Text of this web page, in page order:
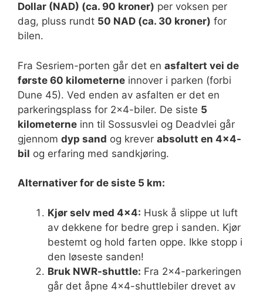
Dollar (NAD) (ca. 90 kroner) per voksen per
dag, pluss rundt 50 NAD (ca. 30 kroner) for
bilen.
Fra Sesriem-porten går det en asfaltert vei de
første 60 kilometerne innover i parken (forbi
Dune 45). Ved enden av asfalten er det en
parkeringsplass for 2×4-biler. De siste 5
kilometerne inn til Sossusvlei og Deadvlei går
gjennom dyp sand og krever absolutt en 4×4-
bil og erfaring med sandkjøring.
Alternativer for de siste 5 km:
Kjør selv med 4×4: Husk å slippe ut luft
av dekkene for bedre grep i sanden. Kjør
bestemt og hold farten oppe. Ikke stopp i
den løseste sanden!
Bruk NWR-shuttle: Fra 2×4-parkeringen
går det åpne 4×4-shuttlebiler drevet av